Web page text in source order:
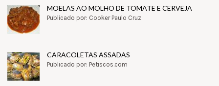
MOELAS AO MOLHO DE TOMATE E CERVEJA
Publicado por: Cooker Paulo Cruz
CARACOLETAS ASSADAS
Publicado por: Petiscos.com